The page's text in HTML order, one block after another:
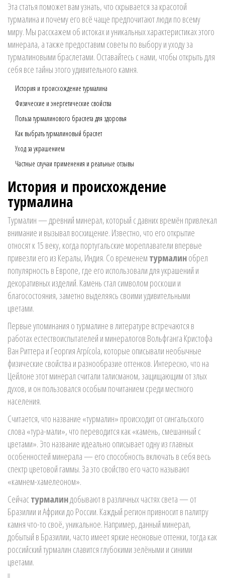
Эта статья поможет вам узнать, что скрывается за красотой
турмалина и почему его всё чаще предпочитают люди по всему
миру. Мы расскажем об истоках и уникальных характеристиках этого
минерала, а также предоставим советы по выбору и уходу за
турмалиновыми браслетами. Оставайтесь с нами, чтобы открыть для
себя все тайны этого удивительного камня.
История и происхождение турмалина
Физические и энергетические свойства
Польза турмалинового браслета для здоровья
Как выбрать турмалиновый браслет
Уход за украшением
Частные случаи применения и реальные отзывы
История и происхождение
турмалина
Турмалин — древний минерал, который с давних времён привлекал
внимание и вызывал восхищение. Известно, что его открытие
относят к 15 веку, когда португальские мореплаватели впервые
привезли его из Кералы, Индия. Со временем турмалинобрел
популярность в Европе, где его использовали для украшений и
декоративных изделий. Камень стал символом роскоши и
благосостояния, заметно выделяясь своими удивительными
цветами.
Первые упоминания о турмалине в литературе встречаются в
работах естествоиспытателей и минералогов Вольфганга Кристофа
Ван Риттера и Георгия Агрícola, которые описывали необычные
физические свойства и разнообразие оттенков. Интересно, что на
Цейлоне этот минерал считали талисманом, защищающим от злых
духов, и он пользовался особым почитанием среди местного
населения.
Считается, что название «турмалин» происходит от сингальского
слова «тура-мали», что переводится как «камень, смешанный с
цветами». Это название идеально описывает одну из главных
особенностей минерала — его способность включать в себя весь
спектр цветовой гаммы. За это свойство его часто называют
«камнем-хамелеоном».
Сейчастурмалиндобывают в различных частях света — от
Бразилии и Африки до России. Каждый регион привносит в палитру
камня что-то своё, уникальное. Например, данный минерал,
добытый в Бразилии, часто имеет яркие неоновые оттенки, тогда как
российский турмалин славится глубокими зелёными и синими
цветами.